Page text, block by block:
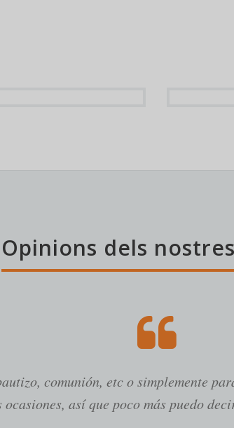
Opinions dels
comunión, etc o simplemente
ocasiones, así que poco más puedo